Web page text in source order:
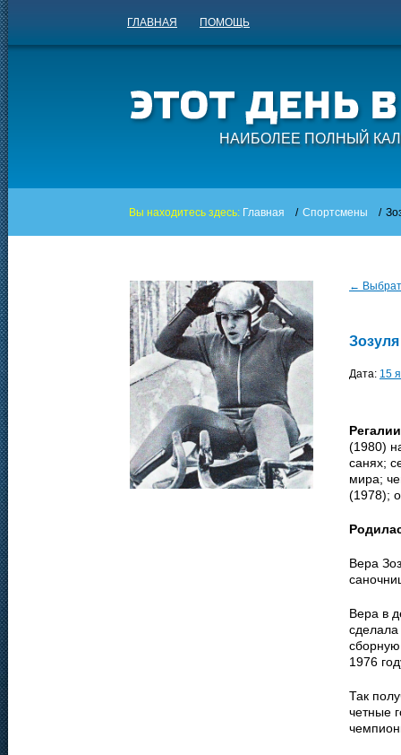
ГЛАВНАЯ ПОМОЩЬ
НАИБОЛЕЕ ПОЛНЫЙ
Вы находитесь здесь: Главная / Спортсмены /
←
Дата: 15
(1980)
санях;
мира;
(1978);
Вера
Вера в
сделала
1976
Так
четные